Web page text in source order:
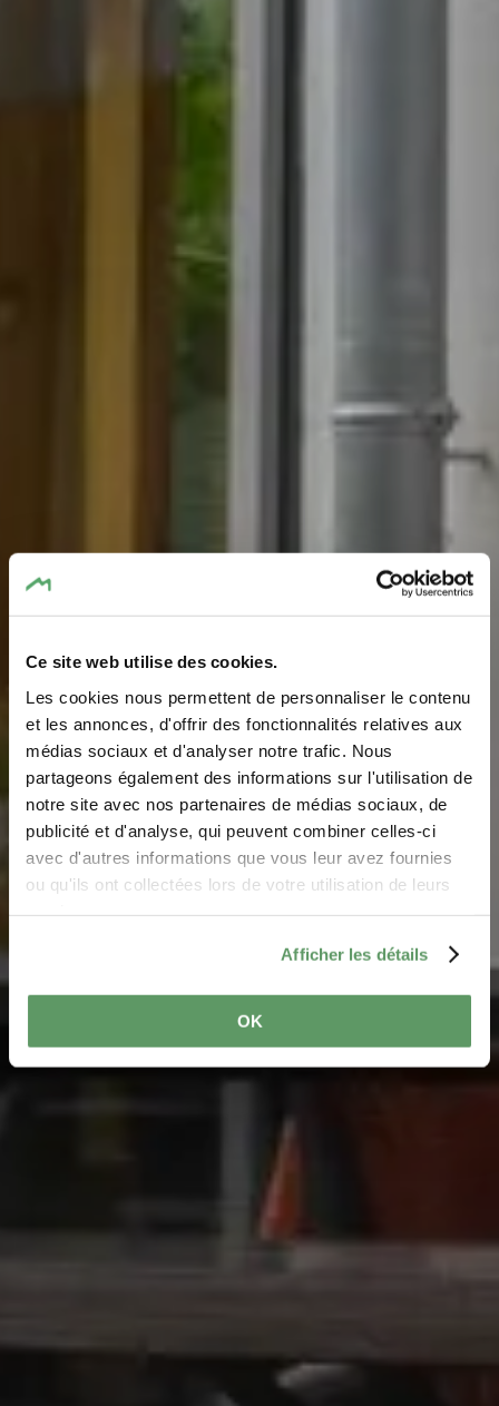
Ce site web utilise des cookies.
Les cookies nous permettent de personnaliser le contenu
et les annonces, d'offrir des fonctionnalités relatives aux
médias sociaux et d'analyser notre trafic. Nous
partageons également des informations sur l'utilisation de
notre site avec nos partenaires de médias sociaux, de
publicité et d'analyse, qui peuvent combiner celles-ci
avec d'autres informations que vous leur avez fournies
ou qu'ils ont collectées lors de votre utilisation de leurs
Afficher les détails
OK
Brasserie Heringer
Millen
Où? 1, Rue des Moulins, L-6245 Mullerthal